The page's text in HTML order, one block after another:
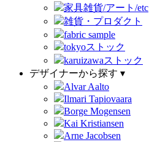
家具雑貨/アート/etc
雑貨・プロダクト
fabric sample
tokyoストック
karuizawaストック
デザイナーから探す ▾
Alvar Aalto
Ilmari Tapiovaara
Borge Mogensen
Kai Kristiansen
Arne Jacobsen